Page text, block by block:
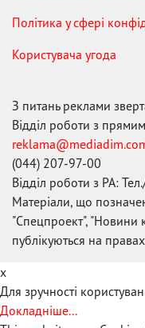
Політика у сфері
Користувача угода
З питань реклами
Відділ роботи з
(044) 207-97-00
Відділ роботи з РА:
Матеріали, що
"Спецпроект", "Новини
публікуються на
x
Для зручності
Докладніше...